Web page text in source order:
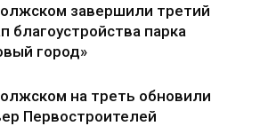
завершили третий
благоустройства парка
город»
на треть обновили
Первостроителей